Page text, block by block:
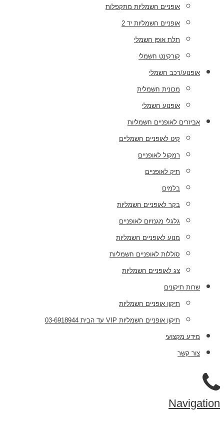
אופניים חשמליות מתקפלות
אופניים חשמליות יד 2
תלת אופן חשמלי
קורקינט חשמלי
אופנוע/רכב חשמלי
מכונית חשמלית
אופנוע חשמלי
אביזרים לאופניים חשמליות
קיט לאופניים חשמליים
רמקול לאופניים
תיק לאופניים
בלמים
בקר לאופניים חשמליות
גלגלי מגנזיום לאופניים
מנוע לאופניים חשמליות
סוללות לאופניים חשמליות
צג לאופניים חשמליות
שרות תיקונים
תיקון אופניים חשמליות
תיקון אופניים חשמליות VIP עד הבית 03-6918944
מידע מקצועי
צור קשר
Navigation